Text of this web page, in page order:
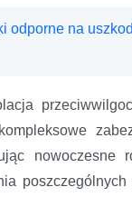
odporne na